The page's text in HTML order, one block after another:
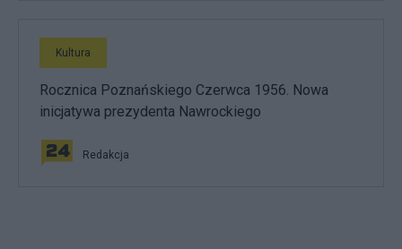
Kultura
Rocznica Poznańskiego Czerwca 1956. Nowa
inicjatywa prezydenta Nawrockiego
Redakcja